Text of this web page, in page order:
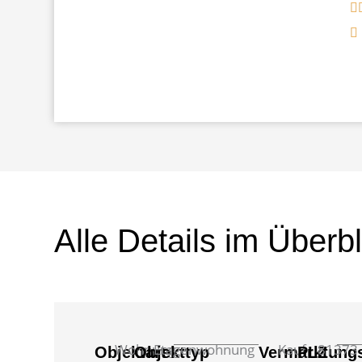
Alle Details im
Objektart
Wohnung
Objekttyp
Etagenwohnung KaufPLZ81373